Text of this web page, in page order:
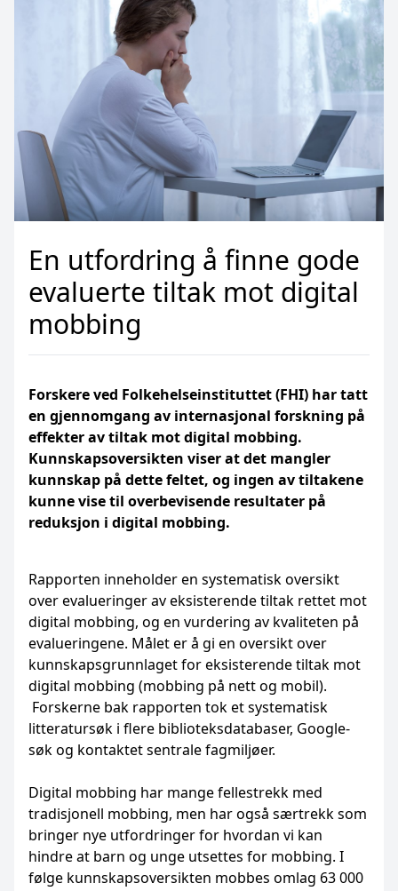
En utfordring å finne gode
evaluerte tiltak mot digital
mobbing
Forskere ved Folkehelseinstituttet (FHI) har tatt
en gjennomgang av internasjonal forskning på
effekter av tiltak mot digital mobbing.
Kunnskapsoversikten viser at det mangler
kunnskap på dette feltet, og ingen av tiltakene
kunne vise til overbevisende resultater på
reduksjon i digital mobbing.
Rapporten inneholder en systematisk oversikt
over evalueringer av eksisterende tiltak rettet mot
digital mobbing, og en vurdering av kvaliteten på
evalueringene. Målet er å gi en oversikt over
kunnskapsgrunnlaget for eksisterende tiltak mot
digital mobbing (mobbing på nett og mobil).
Forskerne bak rapporten tok et systematisk
litteratursøk i flere biblioteksdatabaser, Google-
søk og kontaktet sentrale fagmiljøer.
Digital mobbing har mange fellestrekk med
tradisjonell mobbing, men har også særtrekk som
bringer nye utfordringer for hvordan vi kan
hindre at barn og unge utsettes for mobbing. I
følge kunnskapsoversikten mobbes omlag 63 000